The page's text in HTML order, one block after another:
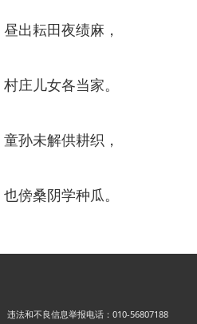
昼出耘田夜绩麻，
村庄儿女各当家。
童孙未解供耕织，
也傍桑阴学种瓜。
违法和不良信息举报电话：010-56807188